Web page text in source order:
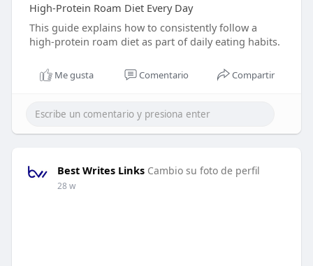
High-Protein Roam Diet Every Day
This guide explains how to consistently follow a
high-protein roam diet as part of daily eating habits.
Me gusta Comentario Compartir
Best Writes Links Cambio su foto de perfil
28 w